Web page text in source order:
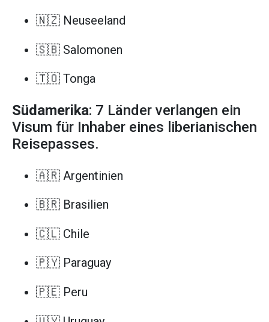
🇳🇿 Neuseeland
🇸🇧 Salomonen
🇹🇴 Tonga
Südamerika: 7 Länder verlangen ein
Visum für Inhaber eines liberianischen
Reisepasses.
🇦🇷 Argentinien
🇧🇷 Brasilien
🇨🇱 Chile
🇵🇾 Paraguay
🇵🇪 Peru